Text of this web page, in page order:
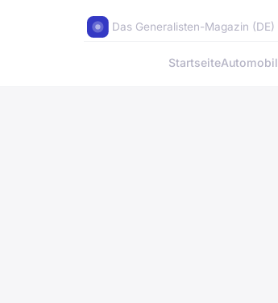
Das Generalisten-Magazin (DE)
StartseiteAutomobil